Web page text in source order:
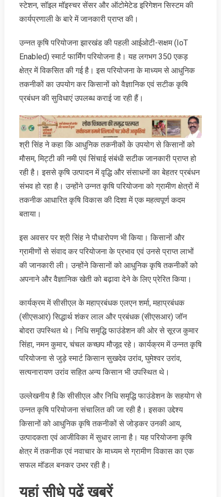
स्टेशन, सॉइल मॉइस्चर सेंसर और ऑटोमेटेड इरिगेशन सिस्टम की
कार्यप्रणाली के बारे में जानकारी प्राप्त की।
उन्नत कृषि परियोजना झारखंड की पहली आईओटी-सक्षम (IoT
Enabled) स्मार्ट फार्मिंग परियोजना है। यह लगभग 350 एकड़
क्षेत्र में विकसित की गई है। इस परियोजना के माध्यम से आधुनिक
तकनीकों का उपयोग कर किसानों को वैज्ञानिक एवं सटीक कृषि
प्रबंधन की सुविधाएं उपलब्ध कराई जा रही हैं।
श्री सिंह ने कहा कि आधुनिक तकनीकों के उपयोग से किसानों को
मौसम, मिट्टी की नमी एवं सिंचाई संबंधी सटीक जानकारी प्राप्त हो
रही है। इससे कृषि उत्पादन में वृद्धि और संसाधनों का बेहतर प्रबंधन
संभव हो रहा है। उन्होंने उन्नत कृषि परियोजना को ग्रामीण क्षेत्रों में
तकनीक आधारित कृषि विकास की दिशा में एक महत्वपूर्ण कदम
बताया।
इस अवसर पर श्री सिंह ने पौधारोपण भी किया। किसानों और
ग्रामीणों से संवाद कर परियोजना के प्रभाव एवं उनसे प्राप्त लाभों
की जानकारी ली। उन्होंने किसानों को आधुनिक कृषि तकनीकों को
अपनाने और वैज्ञानिक खेती को बढ़ावा देने के लिए प्रेरित किया।
कार्यक्रम में सीसीएल के महाप्रबंधक एलएन शर्मा, महाप्रबंधक
(सीएसआर) सिद्धार्थ शंकर लाल और प्रबंधक (सीएसआर) जॉन
बोदरा उपस्थित थे। निधि समृद्धि फाउंडेशन की ओर से सूरज कुमार
सिंहा, नमन कुमार, चंचल कच्छप मौजूद रहे। कार्यक्रम में उन्नत कृषि
परियोजना से जुड़े स्मार्ट किसान सुखदेव उरांव, घुमेश्वर उरांव,
सत्यनारायण उरांव सहित अन्य किसान भी उपस्थित थे।
उल्लेखनीय है कि सीसीएल और निधि समृद्धि फाउंडेशन के सहयोग से
उन्नत कृषि परियोजना संचालित की जा रही है। इसका उद्देश्य
किसानों को आधुनिक कृषि तकनीकों से जोड़कर उनकी आय,
उत्पादकता एवं आजीविका में सुधार लाना है। यह परियोजना कृषि
क्षेत्र में तकनीक एवं नवाचार के माध्यम से ग्रामीण विकास का एक
सफल मॉडल बनकर उभर रही है।
यहां सीधे पढ़ें खबरें